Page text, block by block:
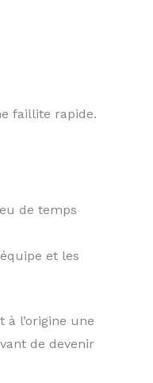
faillite rapide.
de temps
et les
à l’origine une
de devenir